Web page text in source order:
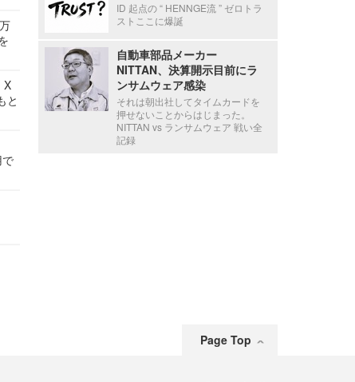
X
と
ID 起点の “ HENNGE流 ” ゼロトラ
ストここに爆誕
自動車部品メーカー
NITTAN、決算開示目前にラ
ンサムウェア感染
それは朝出社してタイムカードを
押せないことからはじまった。
NITTAN vs ランサムウェア 戦い全
記録
Page Top